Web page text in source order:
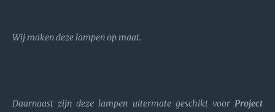
Wij maken deze lampen op maat.
Daarnaast zijn deze lampen uitermate geschikt voor Project